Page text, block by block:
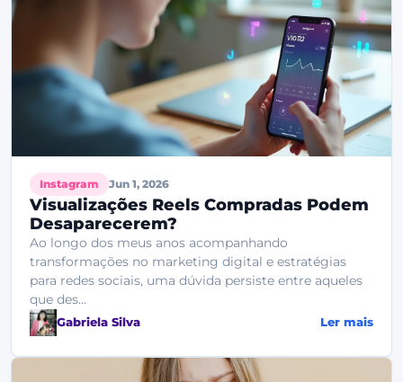
Instagram Jun 1, 2026
Visualizações Reels Compradas Podem
Desaparecerem?
Ao longo dos meus anos acompanhando
transformações no marketing digital e estratégias
para redes sociais, uma dúvida persiste entre aqueles
que des...
Gabriela Silva Ler mais